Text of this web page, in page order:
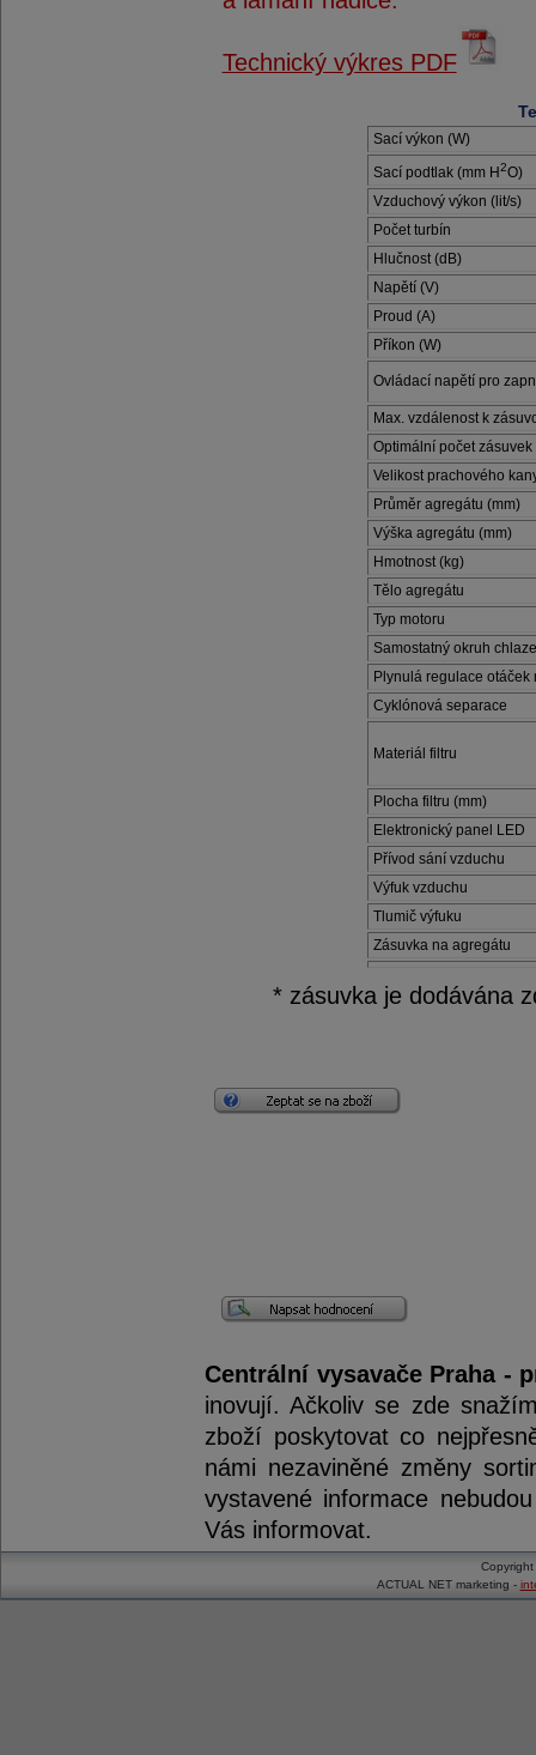
Technický výkres PDF
Sací výkon (W)
Sací podtlak (mm H2O)
Vzduchový výkon (lit/s)
Počet turbín
Hlučnost (dB)
Napětí (V)
Proud (A)
Příkon (W)
Ovládací napětí pro
Max. vzdálenost k
Optimální počet zásuvek
Velikost prachového
Průměr agregátu (mm)
Výška agregátu (mm)
Hmotnost (kg)
Tělo agregátu
Typ motoru
Samostatný okruh
Plynulá regulace otáček
Cyklónová separace
Materiál filtru
Plocha filtru (mm)
Elektronický panel LED
Přívod sání vzduchu
Výfuk vzduchu
Tlumič výfuku
Zásuvka na agregátu
* zásuvka je dodávána
Centrální vysavače Praha -
inovují. Ačkoliv se zde
zboží poskytovat co
námi nezaviněné změny
vystavené informace
Vás informovat.
ACTUAL NET marketing -